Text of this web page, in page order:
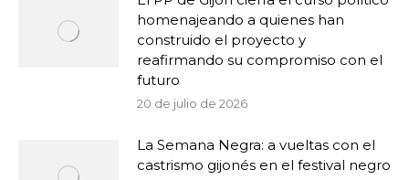
homenajeando a quienes han
construido el proyecto y
reafirmando su compromiso con el
futuro
20 de julio de 2026
La Semana Negra: a vueltas con el
castrismo gijonés en el festival negro